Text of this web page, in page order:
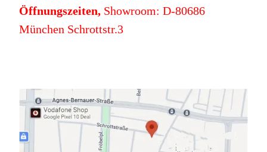
Öffnungszeiten,Showroom: D-80686
München Schrottstr.3